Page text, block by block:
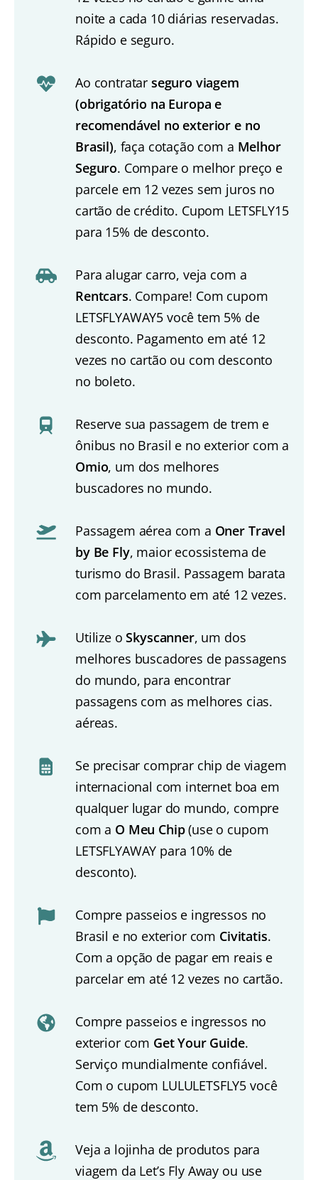
noite a cada 10 diárias reservadas.
Rápido e seguro.
Ao contratar seguro viagem
(obrigatório na Europa e
recomendável no exterior e no
Brasil), faça cotação com a Melhor
Seguro. Compare o melhor preço e
parcele em 12 vezes sem juros no
cartão de crédito. Cupom LETSFLY15
para 15% de desconto.
Para alugar carro, veja com a
Rentcars. Compare! Com cupom
LETSFLYAWAY5 você tem 5% de
desconto. Pagamento em até 12
vezes no cartão ou com desconto
no boleto.
Reserve sua passagem de trem e
ônibus no Brasil e no exterior com a
Omio, um dos melhores
buscadores no mundo.
Passagem aérea com a Oner Travel
by Be Fly, maior ecossistema de
turismo do Brasil. Passagem barata
com parcelamento em até 12 vezes.
Utilize oSkyscanner, um dos
melhores buscadores de passagens
do mundo, para encontrar
passagens com as melhores cias.
aéreas.
Se precisar comprar chip de viagem
internacional com internet boa em
qualquer lugar do mundo, compre
com a O Meu Chip(use o cupom
LETSFLYAWAY para 10% de
desconto).
Compre passeios e ingressos no
Brasil e no exterior com Civitatis.
Com a opção de pagar em reais e
parcelar em até 12 vezes no cartão.
Compre passeios e ingressos no
exterior com Get Your Guide.
Serviço mundialmente confiável.
Com o cupom LULULETSFLY5 você
tem 5% de desconto.
Veja a lojinha de produtos para
viagem da Let’s Fly Away ou use